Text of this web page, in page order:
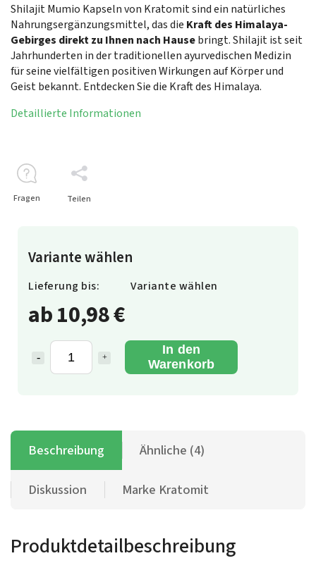
ab10,98 €
In den
Warenkorb
Variante wählen
Lieferung bis: Variante wählen
Shilajit Mumio Kapseln von Kratomit sind ein natürliches
Nahrungsergänzungsmittel, das die Kraft des Himalaya-
Gebirges direkt zu Ihnen nach Hausebringt. Shilajit ist seit
Jahrhunderten in der traditionellen ayurvedischen Medizin
für seine vielfältigen positiven Wirkungen auf Körper und
Geist bekannt. Entdecken Sie die Kraft des Himalaya.
Detaillierte Informationen
Fragen Teilen
Beschreibung Ähnliche (4)
Diskussion Marke Kratomit
Produktdetailbeschreibung